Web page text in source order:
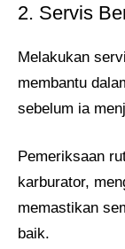
2. Servis
Melakukan
membantu
sebelum ia
Pemeriksaan
karburator,
memastikan
baik.